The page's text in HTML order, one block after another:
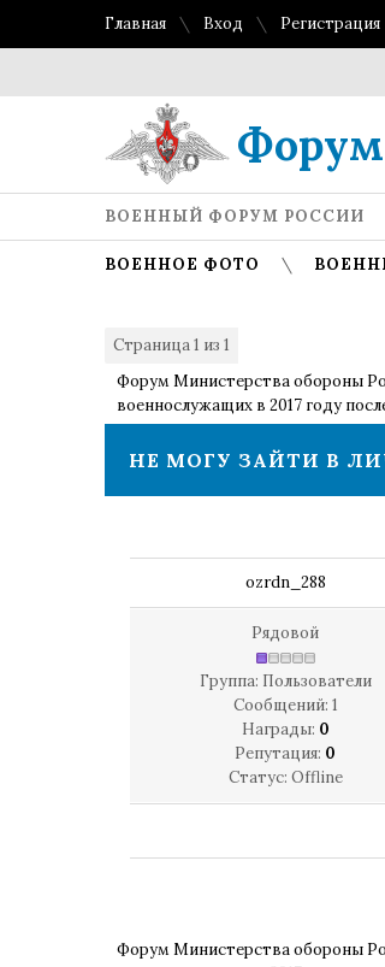
Главная Вход Регистрация
Форум
ВОЕННЫЙ ФОРУМ РОССИИ
ВОЕННОЕ ФОТО
Страница1 из 1
Форум Министерства обороны
военнослужащих в 2017 году
НЕ МОГУ ЗАЙТИ В
ozrdn_288
Рядовой
Группа: Пользователи
Сообщений: 1
Награды: 0
Репутация: 0
Статус: Offline
Форум Министерства обороны